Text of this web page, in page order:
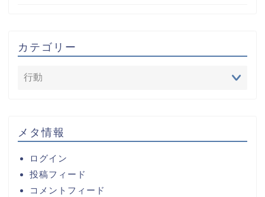
カテゴリー
メタ情報
ログイン
投稿フィード
コメントフィード